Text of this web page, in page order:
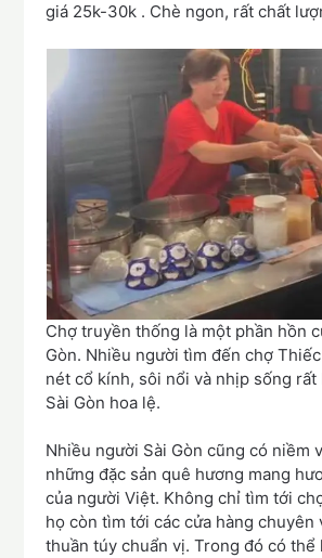
giá 25k-30k . Chè ngon, rất chất
Chợ truyền thống là một phần hồn
Gòn. Nhiều người tìm đến chợ
nét cổ kính, sôi nổi và nhịp sống rất
Sài Gòn hoa lệ.
Nhiều người Sài Gòn cũng có niềm
những đặc sản quê hương mang
của người Việt. Không chỉ tìm tới
họ còn tìm tới các cửa hàng chuyên
thuần túy chuẩn vị. Trong đó có thể